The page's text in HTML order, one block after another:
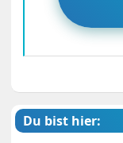
Du bist hier: